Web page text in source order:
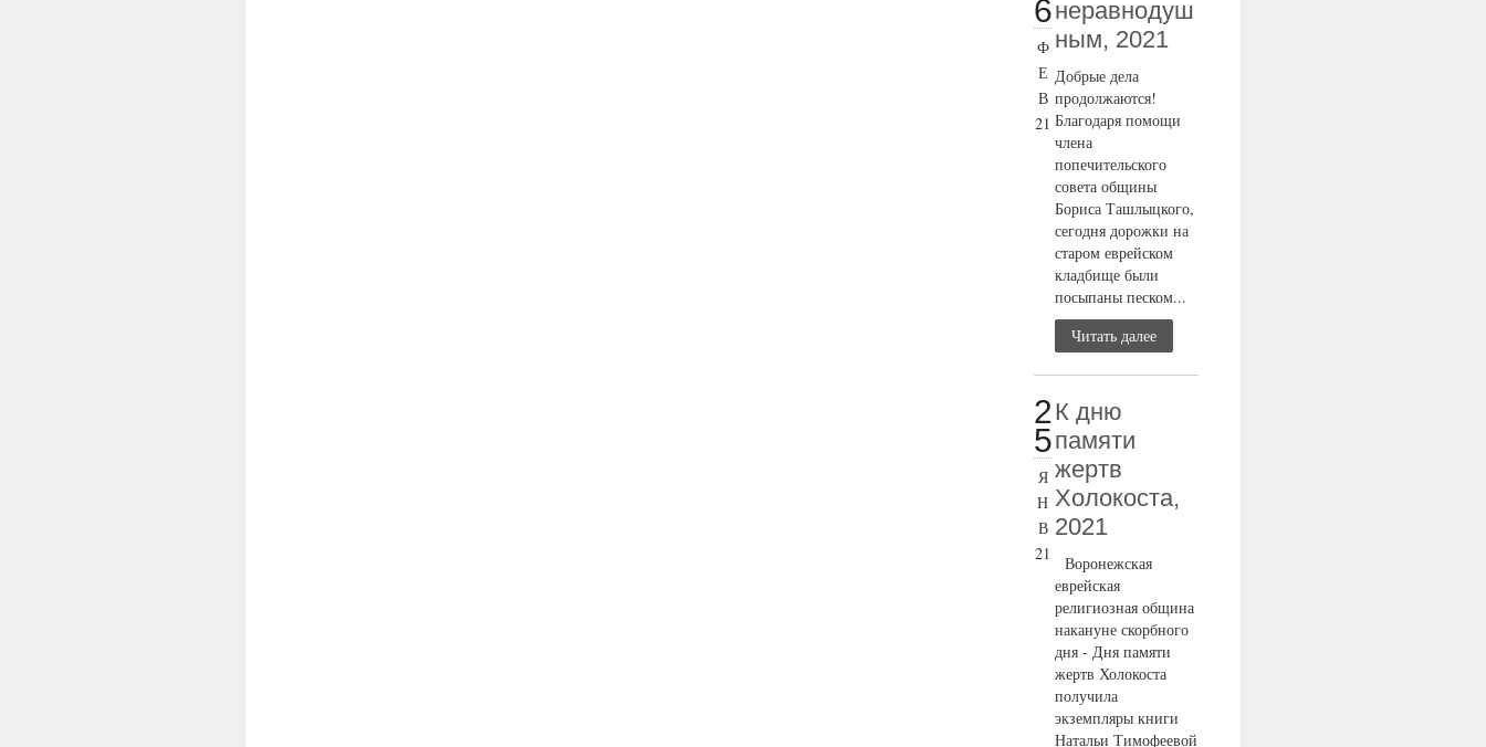
6
Ф
Е
В
21
неравнодуш
ным, 2021
Добрые дела
продолжаются!
Благодаря помощи
члена
попечительского
совета общины
Бориса Ташлыцкого,
сегодня дорожки на
старом еврейском
кладбище были
посыпаны песком...
Читать далее
2
5
Я
Н
В
21
К дню
памяти
жертв
Холокоста,
2021
Воронежская
еврейская
религиозная община
накануне скорбного
дня - Дня памяти
жертв Холокоста
получила
экземпляры книги
Натальи Тимофеевой